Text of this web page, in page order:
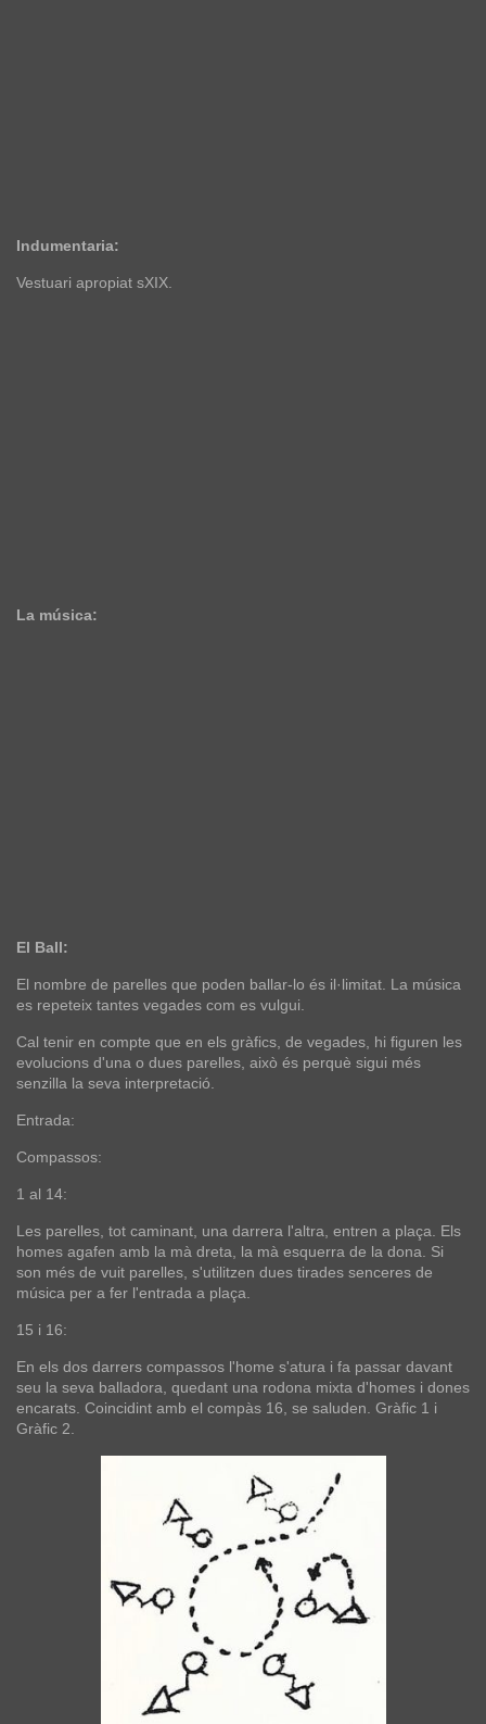
Indumentaria:
Vestuari apropiat sXIX.
La música:
El Ball:
El nombre de parelles que poden ballar-lo és il·limitat. La música
es repeteix tantes vegades com es vulgui.
Cal tenir en compte que en els gràfics, de vegades, hi figuren les
evolucions d'una o dues parelles, això és perquè sigui més
senzilla la seva interpretació.
Entrada:
Compassos:
1 al 14:
Les parelles, tot caminant, una darrera l'altra, entren a plaça. Els
homes agafen amb la mà dreta, la mà esquerra de la dona. Si
son més de vuit parelles, s'utilitzen dues tirades senceres de
música per a fer l'entrada a plaça.
15 i 16:
En els dos darrers compassos l'home s'atura i fa passar davant
seu la seva balladora, quedant una rodona mixta d'homes i dones
encarats. Coincidint amb el compàs 16, se saluden. Gràfic 1 i
Gràfic 2.